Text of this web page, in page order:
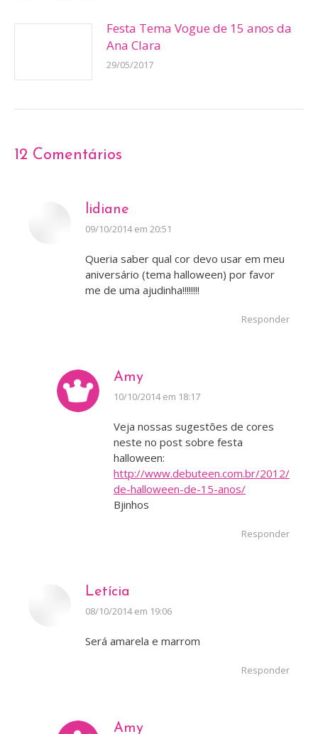
Festa Tema Vogue de 15 anos da
Ana Clara
29/05/2017
12 Comentários
lidiane
disse:
09/10/2014 em 20:51
Queria saber qual cor devo usar em meu
aniversário (tema halloween) por favor
me de uma ajudinha!!!!!!!!
Responder
Amy
disse:
10/10/2014 em 18:17
Veja nossas sugestões de cores
neste no post sobre festa
halloween:
http://www.debuteen.com.br/2012/04/
de-halloween-de-15-anos/
Bjinhos
Responder
Letícia
disse:
08/10/2014 em 19:06
Será amarela e marrom
Responder
Amy